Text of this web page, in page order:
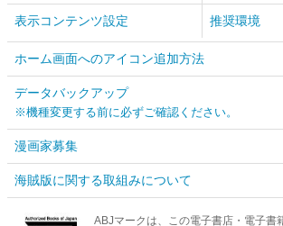
表示コンテンツ設定 推奨環境
ホーム画面へのアイコン追加方法
データバックアップ
※機種変更する前に必ずご確認ください。
漫画家募集
海賊版に関する取組みについて
ABJマークは、この電子書店・電子書